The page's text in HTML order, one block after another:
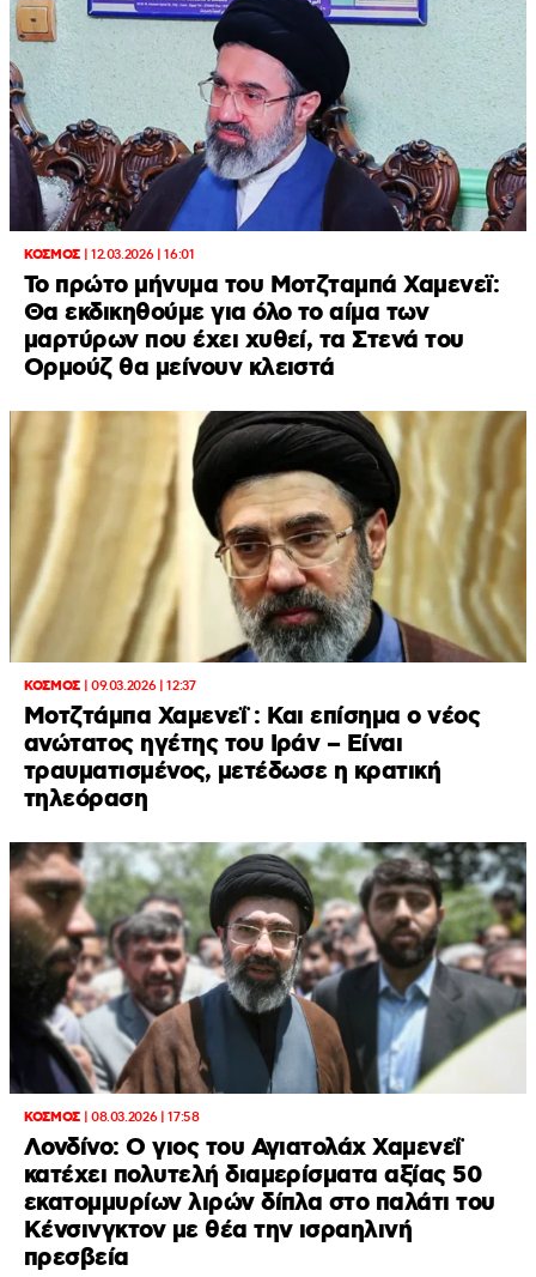
ΚΟΣΜΟΣ| 12.03.2026 | 16:01
To πρώτο μήνυμα του Μοτζταμπά Χαμενεϊ:
Θα εκδικηθούμε για όλο το αίμα των
μαρτύρων που έχει χυθεί, τα Στενά του
Ορμούζ θα μείνουν κλειστά
ΚΟΣΜΟΣ| 09.03.2026 | 12:37
Μοτζτάμπα Χαμενεΐ : Και επίσημα ο νέος
ανώτατος ηγέτης του Ιράν – Είναι
τραυματισμένος, μετέδωσε η κρατική
τηλεόραση
ΚΟΣΜΟΣ| 08.03.2026 | 17:58
Λονδίνο: Ο γιος του Αγιατολάχ Χαμενεΐ
κατέχει πολυτελή διαμερίσματα αξίας 50
εκατομμυρίων λιρών δίπλα στο παλάτι του
Κένσινγκτον με θέα την ισραηλινή
πρεσβεία